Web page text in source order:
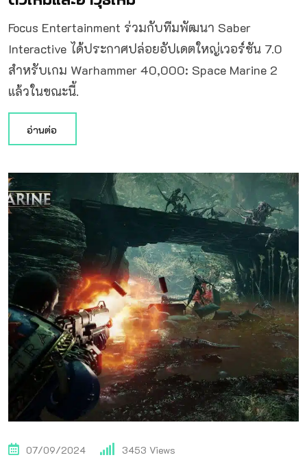
Focus Entertainment ร่วมกับทีมพัฒนา Saber
Interactive ได้ประกาศปล่อยอัปเดตใหญ่เวอร์ชัน 7.0
สำหรับเกม Warhammer 40,000: Space Marine 2
แล้วในขณะนี้.
อ่านต่อ
07/09/2024 3453 Views